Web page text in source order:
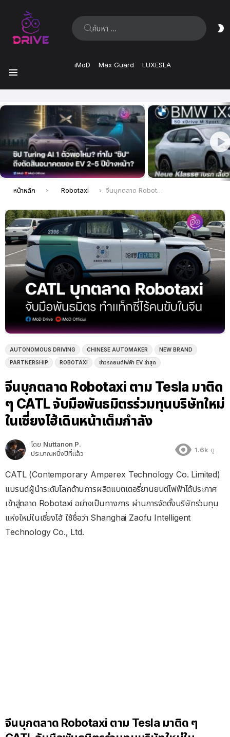
ค้นหา:
iMoD Max Guard LUXESLA
ล่าสุด
คุณอยู่ที่นี่:
หน้าหลัก Robotaxi จีนบุกตลาด Robotaxi ตาม Tesla มาติด ๆ CATL จับมือพันธมิตรร่วมทุนบริษัทใหม่ในเซี่ยงไฮ้เดินหน้าเต็มกำลัง
AUTONOMOUS DRIVING CHINESE AUTOMAKER NEW BRAND
PARTNERSHIP ROBOTAXI ข่าวรถยนต์ไฟฟ้า EV ล่าสุด
จีนบุกตลาด Robotaxi ตาม Tesla มาติด
ๆ CATL จับมือพันธมิตรร่วมทุนบริษัทใหม่
ในเซี่ยงไฮ้เดินหน้าเต็มกำลัง
โดย Nuttanon P.
ประมาณหนึ่งปีที่แล้ว
1.6k ดู
CATL (Contemporary Amperex Technology Co. Limited)
แบรนด์ผู้นำระดับโลกด้านการผลิตแบตเตอรี่ยานยนต์ไฟฟ้าได้ประกาศ
เข้าสู่ตลาด Robotaxi อย่างเป็นทางการ ผ่านการจัดตั้งบริษัทร่วมทุน
แห่งใหม่ในเซี่ยงไฮ้ ใช้ชื่อว่า Shanghai Zaofu Intelligent
Technology Co., Ltd.
จีนบุกตลาด Robotaxi ตาม Tesla มาติด ๆ